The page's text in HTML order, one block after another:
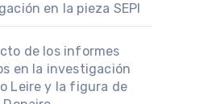
en la pieza SEPI
de los informes
en la investigación
Leire y la figura de